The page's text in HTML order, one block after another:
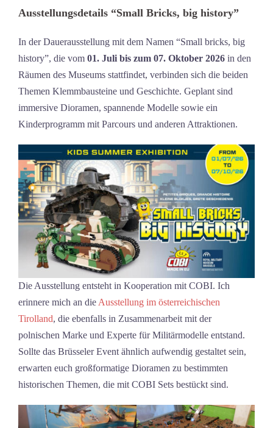
Ausstellungsdetails “Small Bricks, big history”
In der Dauerausstellung mit dem Namen “Small bricks, big
history”, die vom 01. Juli bis zum 07. Oktober 2026 in den
Räumen des Museums stattfindet, verbinden sich die beiden
Themen Klemmbausteine und Geschichte. Geplant sind
immersive Dioramen, spannende Modelle sowie ein
Kinderprogramm mit Parcours und anderen Attraktionen.
Die Ausstellung entsteht in Kooperation mit COBI. Ich
erinnere mich an die Ausstellung im österreichischen
Tirolland, die ebenfalls in Zusammenarbeit mit der
polnischen Marke und Experte für Militärmodelle entstand.
Sollte das Brüsseler Event ähnlich aufwendig gestaltet sein,
erwarten euch großformatige Dioramen zu bestimmten
historischen Themen, die mit COBI Sets bestückt sind.